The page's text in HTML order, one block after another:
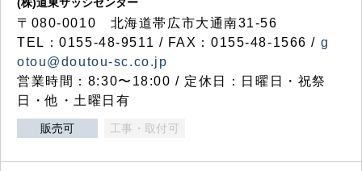
〒080-0010 北海道帯広市大通南31-56
TEL：0155-48-9511 / FAX：0155-48-1566 / g
otou@doutou-sc.co.jp
営業時間：8:30〜18:00 / 定休日：日曜日・祝祭
日・他・土曜日有
販売可 工事・取付可